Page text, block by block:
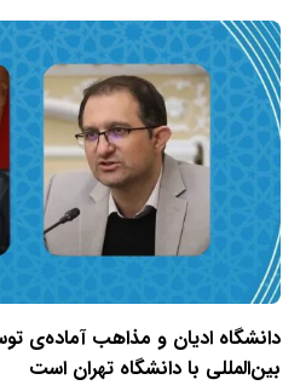
دانشگاه ادیان و مذاهب آماده‌ی
بین‌المللی با دانشگاه تهران است